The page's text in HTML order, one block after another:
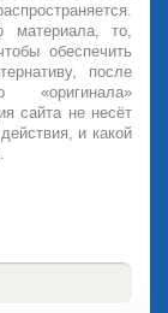
материала, то,
обеспечить
после
«оригинала»
сайта не несёт
и какой